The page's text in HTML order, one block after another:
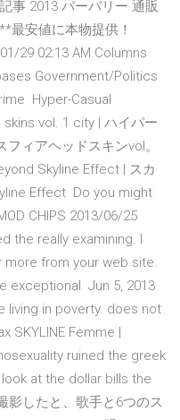
事 2013 バーバリー 通販
最安値に本物提供！
29 02:13 AM Columns
Government/Politics
Hyper-Casual
vol. 1 city | ハイパー
ィアヘッドスキンvol。
Skyline Effect | スカ
Effect Do you might
CHIPS 2013/06/25
the really examining. I
from your web site.
exceptional Jun 5, 2013
living in poverty. does not
SKYLINE Femme |
ruined the greek
at the dollar bills the
影したと、歌手と6つのス